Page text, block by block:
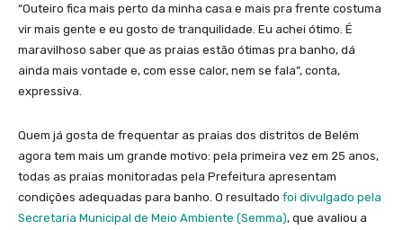
“Outeiro fica mais perto da minha casa e mais pra frente costuma
vir mais gente e eu gosto de tranquilidade. Eu achei ótimo. É
maravilhoso saber que as praias estão ótimas pra banho, dá
ainda mais vontade e, com esse calor, nem se fala”, conta,
expressiva.
Quem já gosta de frequentar as praias dos distritos de Belém
agora tem mais um grande motivo: pela primeira vez em 25 anos,
todas as praias monitoradas pela Prefeitura apresentam
condições adequadas para banho. O resultado foi divulgado pela
Secretaria Municipal de Meio Ambiente (Semma), que avaliou a